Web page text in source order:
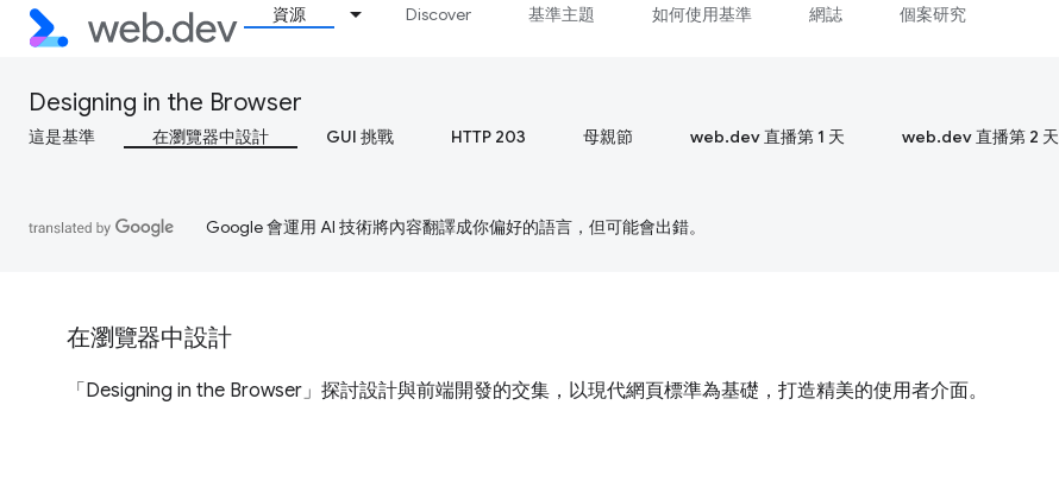
資源 Discover 基準主題 如何使用基準 網誌 個案研究
Designing in the Browser
這是基準 在瀏覽器中設計 GUI 挑戰 HTTP 203 母親節 web.dev 直播第 1 天 web.dev 直播第 2 天
Google 會運用 AI 技術將內容翻譯成你偏好的語言，但可能會出錯。
在瀏覽器中設計
「Designing in the Browser」探討設計與前端開發的交集，以現代網頁標準為基礎，打造精美的使用者介面。